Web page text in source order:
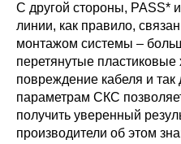
С другой стороны, PASS*
линии, как правило,
монтажом системы –
перетянутые
повреждение кабеля и
параметрам СКС
получить уверенный
производители об этом